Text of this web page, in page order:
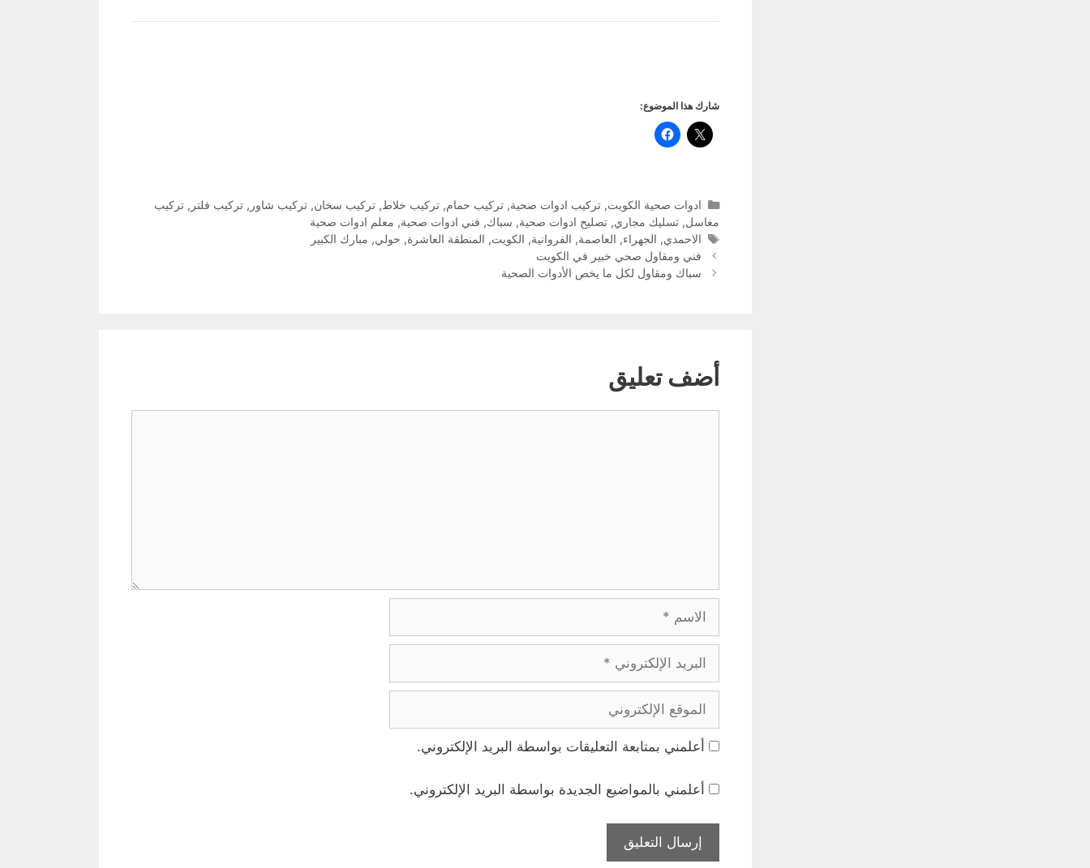
شارك هذا الموضوع:
التصنيفات
ادوات صحية الكويت, تركيب ادوات صحية, تركيب حمام, تركيب خلاط, تركيب سخان, تركيب شاور , تركيب فلتر , تركيب
مغاسل, تسليك مجاري, تصليح ادوات صحية, سباك, فني ادوات صحية, معلم ادوات صحية
الوسوم
الاحمدي, الجهراء, العاصمة, الفروانية, الكويت, المنطقة العاشرة, حولي, مبارك الكبير
فني ومقاول صحي خبير في الكويت
سباك ومقاول لكل ما يخص الأدوات الصحية
أضف تعليق
الإلكتروني
الإلكتروني
أعلمني بمتابعة التعليقات بواسطة البريد الإلكتروني.
أعلمني بالمواضيع الجديدة بواسطة البريد الإلكتروني.